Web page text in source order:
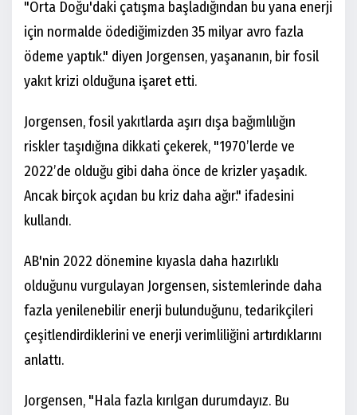
"Orta Doğu'daki çatışma başladığından bu yana enerji
için normalde ödediğimizden 35 milyar avro fazla
ödeme yaptık." diyen Jorgensen, yaşananın, bir fosil
yakıt krizi olduğuna işaret etti.
Jorgensen, fosil yakıtlarda aşırı dışa bağımlılığın
riskler taşıdığına dikkati çekerek, "1970’lerde ve
2022’de olduğu gibi daha önce de krizler yaşadık.
Ancak birçok açıdan bu kriz daha ağır." ifadesini
kullandı.
AB'nin 2022 dönemine kıyasla daha hazırlıklı
olduğunu vurgulayan Jorgensen, sistemlerinde daha
fazla yenilenebilir enerji bulunduğunu, tedarikçileri
çeşitlendirdiklerini ve enerji verimliliğini artırdıklarını
anlattı.
Jorgensen, "Hala fazla kırılgan durumdayız. Bu